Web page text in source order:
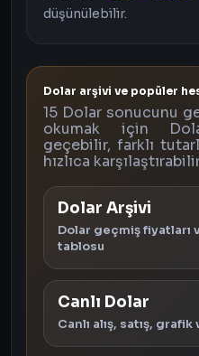
düşünülebilir.
Dolar arşivi ve popüler
15 Dolar sonucunu
okumak için
geçebilir, farklı
hızlıca
Dolar Arşivi
Dolar geçmiş fiyatları
tablosu
Canlı Dolar
Canlı alış, satış,